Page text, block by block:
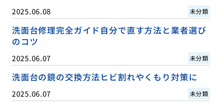
2025.06.08 未分類
洗面台修理完全ガイド自分で直す方法と業者選び
のコツ
2025.06.07 未分類
洗面台の鏡の交換方法ヒビ割れやくもり対策に
2025.06.07 未分類